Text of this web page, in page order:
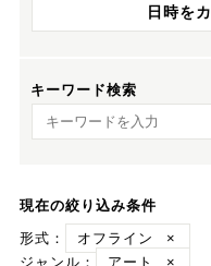
日時を
キーワード検索
キーワード検索
現在の絞り込み条件
形式：
オフライン
×
ジャンル：
アート
×